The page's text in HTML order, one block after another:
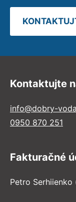
Kontaktujte
info@dobry-
0950 870 251
Fakturačné
Petro Serhiienko